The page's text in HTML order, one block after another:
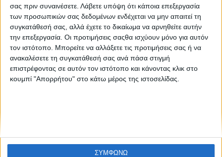
σας πριν συναινέσετε. Λάβετε υπόψη ότι κάποια επεξεργασία
των προσωπικών σας δεδομένων ενδέχεται να μην απαιτεί τη
συγκατάθεσή σας, αλλά έχετε το δικαίωμα να αρνηθείτε αυτήν
την επεξεργασία. Οι προτιμήσεις σαςθα ισχύουν μόνο για αυτόν
τον ιστότοπο. Μπορείτε να αλλάξετε τις προτιμήσεις σας ή να
ανακαλέσετε τη συγκατάθεσή σας ανά πάσα στιγμή
επιστρέφοντας σε αυτόν τον ιστότοπο και κάνοντας κλικ στο
κουμπί "Απορρήτου" στο κάτω μέρος της ιστοσελίδας.
ΣΥΜΦΩΝΩ
None feed
CONNECT
NEWSLETTER